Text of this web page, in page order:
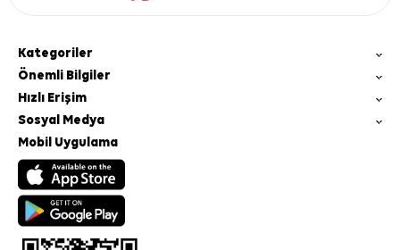
Kategoriler
Önemli Bilgiler
Hızlı Erişim
Sosyal Medya
Mobil Uygulama